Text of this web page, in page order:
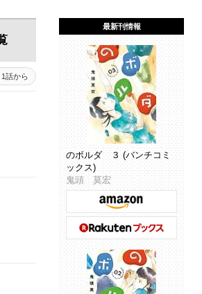
1話から
最新刊情報
のボルダ ３ (バンチコミ
ックス)
鬼頭 莫宏